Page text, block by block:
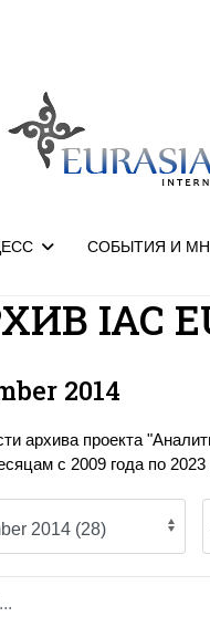
СОБЫТИЯ И
IAC
2014
архива проекта
с 2009 года по 2023